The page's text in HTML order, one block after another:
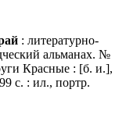
: литературно-
альманах. №
Красные : [б. и.],
с. : ил., портр.